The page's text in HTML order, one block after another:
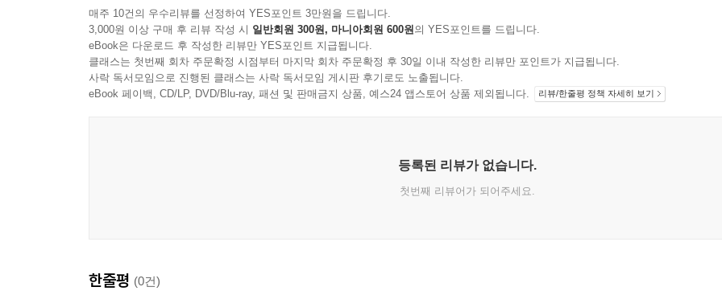
매주 10건의 우수리뷰를 선정하여 YES포인트 3만원을 드립니다.
3,000원 이상 구매 후 리뷰 작성 시 일반회원 300원, 마니아회원 600원의 YES포인트를 드립니다.
eBook은 다운로드 후 작성한 리뷰만 YES포인트 지급됩니다.
클래스는 첫번째 회차 주문확정 시점부터 마지막 회차 주문확정 후 30일 이내 작성한 리뷰만 포인트가 지급됩니다.
사락 독서모임으로 진행된 클래스는 사락 독서모임 게시판 후기로도 노출됩니다.
eBook 페이백, CD/LP, DVD/Blu-ray, 패션 및 판매금지 상품, 예스24 앱스토어 상품 제외됩니다.
리뷰/한줄평 정책 자세히 보기
등록된 리뷰가 없습니다.
첫번째 리뷰어가 되어주세요.
한줄평 (0건)